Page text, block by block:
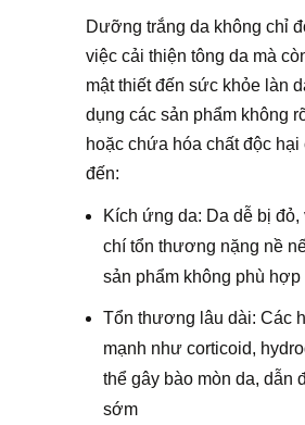
Dưỡng trắng da không chỉ
việc cải thiện tông da mà
mật thiết đến sức khỏe làn
dụng các sản phẩm không
hoặc chứa hóa chất độc hại
đến:
Kích ứng da: Da dễ bị đỏ,
chí tổn thương nặng nề
sản phẩm không phù hợp
Tổn thương lâu dài: Các
mạnh như corticoid,
thể gây bào mòn da, dẫn
sớm